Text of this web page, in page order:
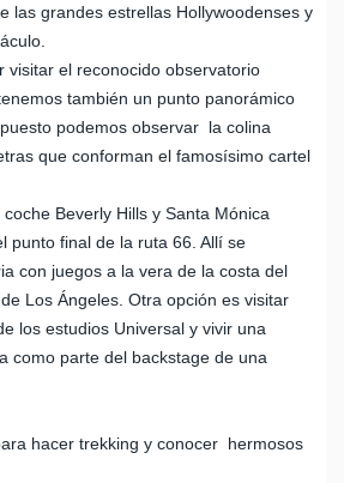
las grandes estrellas Hollywoodenses y
visitar el reconocido observatorio
también un punto panorámico
podemos observar la colina
que conforman el famosísimo cartel
Beverly Hills y Santa Mónica
punto final de la ruta 66. Allí se
con juegos a la vera de la costa del
Los Ángeles. Otra opción es visitar
los estudios Universal y vivir una
como parte del backstage de una
hacer trekking y conocer hermosos